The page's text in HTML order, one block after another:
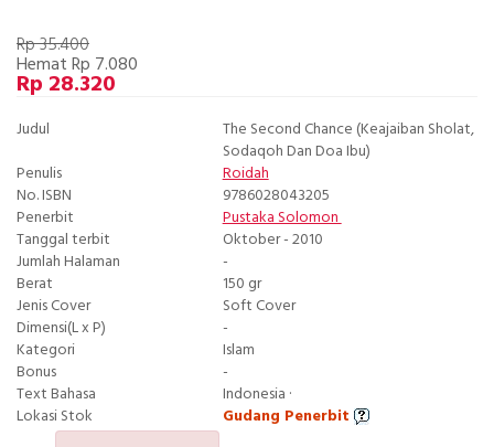
Rp 35.400
Hemat Rp 7.080
Rp 28.320
Judul
The Second Chance (Keajaiban Sholat,
Sodaqoh Dan Doa Ibu)
Penulis
Roidah
No. ISBN
9786028043205
Penerbit
Pustaka Solomon
Tanggal terbit
Oktober - 2010
Jumlah Halaman
-
Berat
150 gr
Jenis Cover
Soft Cover
Dimensi(L x P)
-
Kategori
Islam
Bonus
-
Text Bahasa
Indonesia ·
Lokasi Stok
Gudang Penerbit